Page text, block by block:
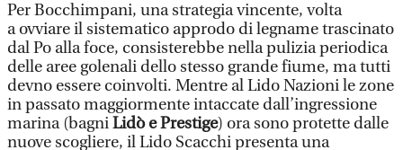
Per Bocchimpani, una strategia vincente, volta
a ovviare il sistematico approdo di legname trascinato
dal Po alla foce, consisterebbe nella pulizia periodica
delle aree golenali dello stesso grande fiume, ma tutti
devno essere coinvolti. Mentre al Lido Nazioni le zone
in passato maggiormente intaccate dall’ingressione
marina (bagniLidò e Prestige) ora sono protette dalle
nuove scogliere, il Lido Scacchi presenta una